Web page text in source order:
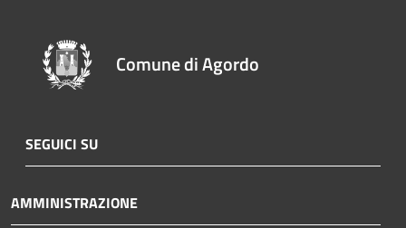
Comune di Agordo
SEGUICI SU
AMMINISTRAZIONE